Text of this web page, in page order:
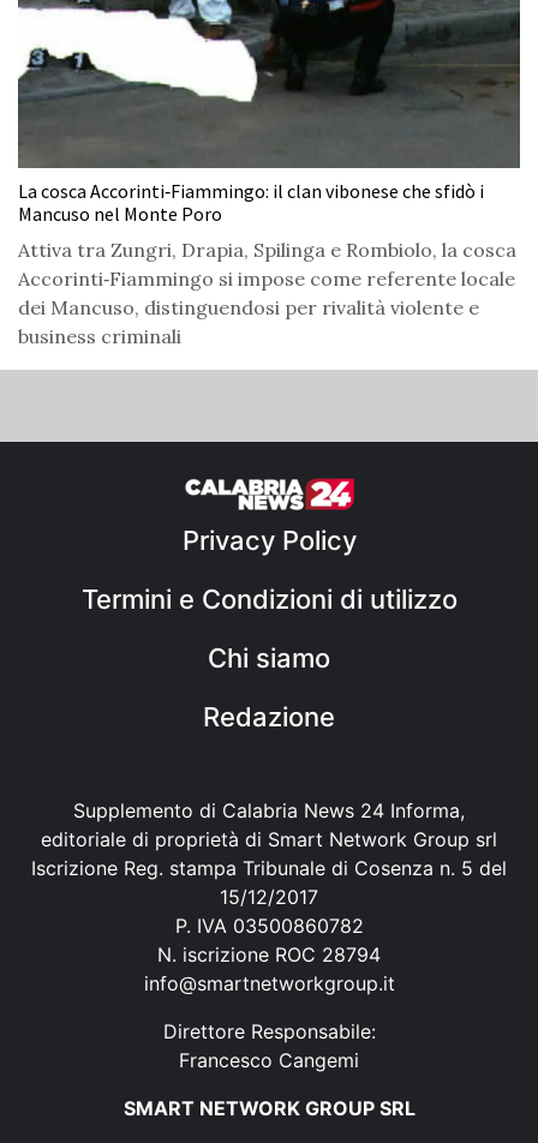
La cosca Accorinti‑Fiammingo: il clan vibonese che sfidò i
Mancuso nel Monte Poro
Attiva tra Zungri, Drapia, Spilinga e Rombiolo, la cosca
Accorinti‑Fiammingo si impose come referente locale
dei Mancuso, distinguendosi per rivalità violente e
business criminali
Privacy Policy
Termini e Condizioni di utilizzo
Chi siamo
Redazione
Supplemento di Calabria News 24 Informa,
editoriale di proprietà di Smart Network Group srl
Iscrizione Reg. stampa Tribunale di Cosenza n. 5 del
15/12/2017
P. IVA 03500860782
N. iscrizione ROC 28794
info@smartnetworkgroup.it
Direttore Responsabile:
Francesco Cangemi
SMART NETWORK GROUP SRL